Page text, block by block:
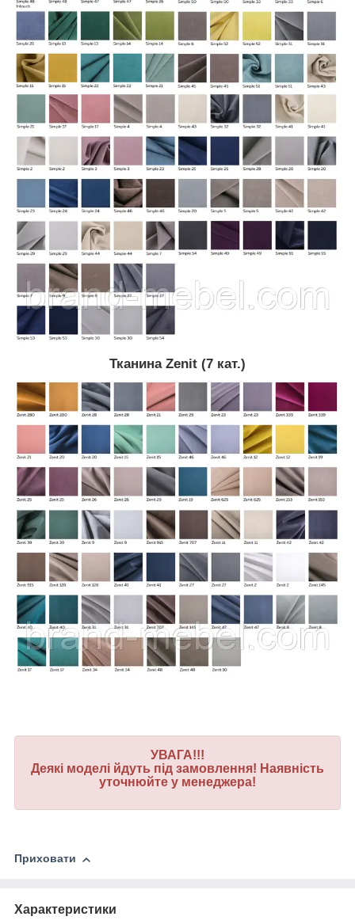
Тканина Zenit (7 кат.)
УВАГА!!!
Деякі моделі йдуть під замовлення! Наявність
уточнюйте у менеджера!
Приховати
Характеристики